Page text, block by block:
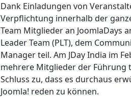
Dank Einladungen von
Verpflichtung innerhalb der
Team Mitglieder an JoomlaDays
Leader Team (PLT), dem
Manager teil. Am JDay India im
mehrere Mitglieder der Führung
Schluss zu, dass es durchaus
Joomla! reden zu können.